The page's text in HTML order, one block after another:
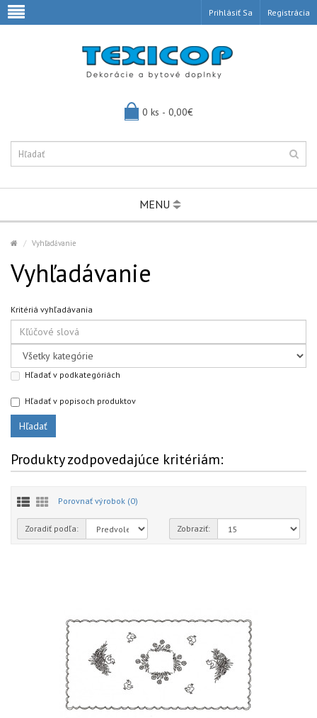
Prihlásiť Sa Registrácia
0 ks - 0,00€
MENU
Vyhľadávanie
Vyhľadávanie
Kritériá vyhľadávania
Hľadať v podkategóriách
Hľadať v popisoch produktov
Produkty zodpovedajúce kritériám:
Porovnať výrobok (0)
Zoradiť podľa: Zobraziť: